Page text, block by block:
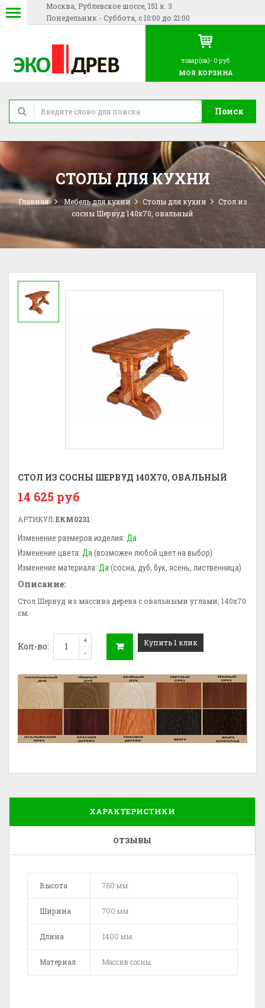
Москва, Рублевское шоссе, 151 к. 3
Понедельник - Суббота, с 10:00 до 21:00
Поиск
товар(ов)- 0 руб
МОЯ КОРЗИНА
СТОЛЫ ДЛЯ КУХНИ
Главная Мебель для кухни Столы для кухни
Стол из
сосны Шервуд 140х70, овальный
СТОЛ ИЗ СОСНЫ ШЕРВУД 140Х70, ОВАЛЬНЫЙ
14 625 руб
АРТИКУЛ:ЕКМ0231
Изменение размеров изделия: Да
Изменение цвета: Да (возможен любой цвет на выбор)
Изменение материала: Да (сосна, дуб, бук, ясень, лиственница)
Описание:
Стол Шервуд из массива дерева с овальными углами, 140х70
см.
Кол-во:
+
-
Купить 1 клик
ХАРАКТЕРИСТИКИ
ОТЗЫВЫ
Высота 760 мм.
Ширина 700 мм.
Длина 1400 мм.
Материал Массив сосны